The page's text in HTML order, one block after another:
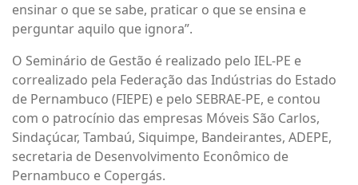
ensinar o que se sabe, praticar o que se ensina e
perguntar aquilo que ignora”.
O Seminário de Gestão é realizado pelo IEL-PE e
correalizado pela Federação das Indústrias do Estado
de Pernambuco (FIEPE) e pelo SEBRAE-PE, e contou
com o patrocínio das empresas Móveis São Carlos,
Sindaçúcar, Tambaú, Siquimpe, Bandeirantes, ADEPE,
secretaria de Desenvolvimento Econômico de
Pernambuco e Copergás.